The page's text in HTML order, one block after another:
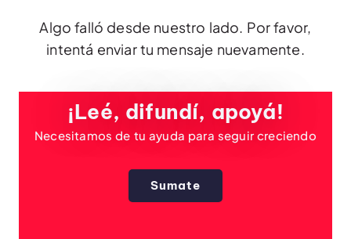
Algo falló desde nuestro lado. Por favor,
intentá enviar tu mensaje nuevamente.
¡Leé, difundí, apoyá!
Necesitamos de tu ayuda para seguir creciendo
Sumate